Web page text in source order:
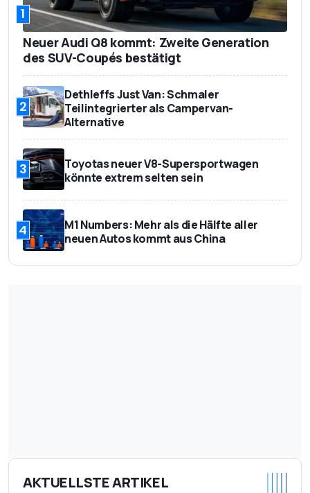
1
Neuer Audi Q8 kommt: Zweite Generation
des SUV-Coupés bestätigt
2
Dethleffs Just Van: Schmaler
Teilintegrierter als Campervan-
Alternative
3
Toyotas neuer V8-Supersportwagen
könnte extrem selten sein
4
M1 Numbers: Mehr als die Hälfte aller
neuen Autos kommt aus China
AKTUELLSTE ARTIKEL